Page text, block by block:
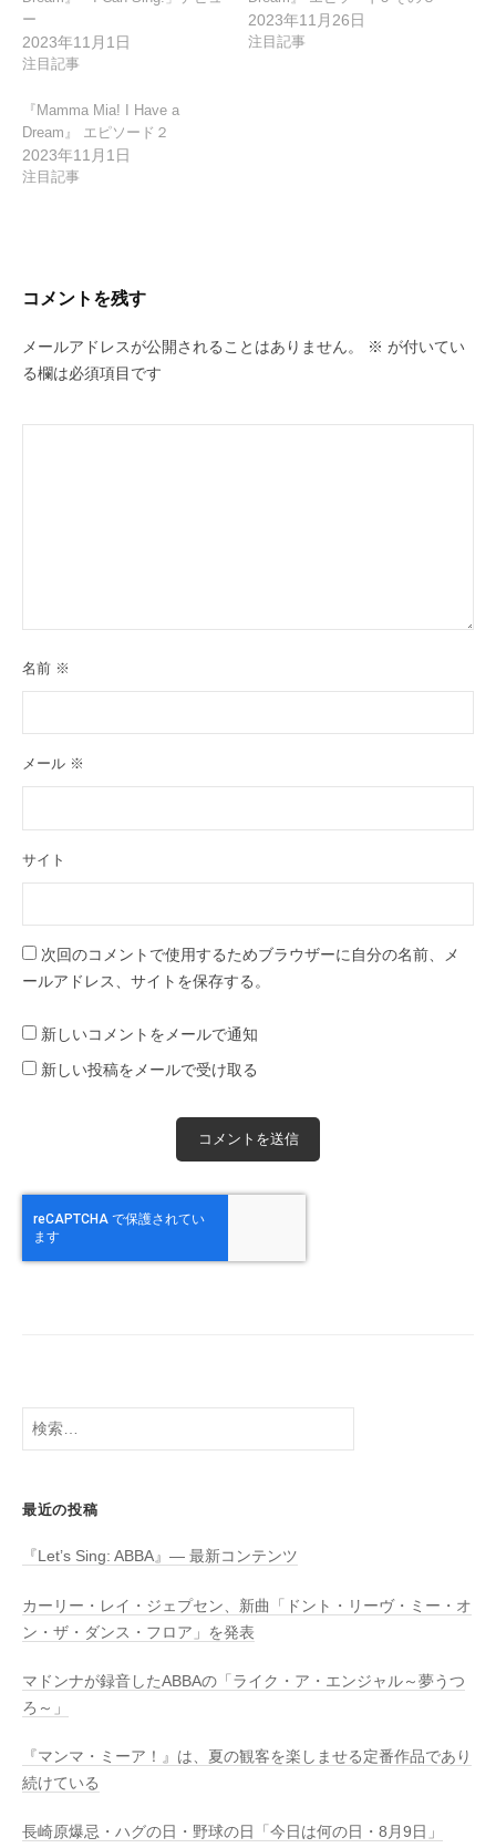
ン
ー
2023年11月1日
注目記事
2023年11月26日
注目記事
『Mamma Mia! I Have a
Dream』 エピソード２
2023年11月1日
注目記事
コメントを残す
メールアドレスが公開されることはありません。 ※ が付いてい
る欄は必須項目です
名前 ※
メール ※
サイト
次回のコメントで使用するためブラウザーに自分の名前、メ
ールアドレス、サイトを保存する。
新しいコメントをメールで通知
新しい投稿をメールで受け取る
検
最近の投稿
『Let’s Sing: ABBA』― 最新コンテンツ
カーリー・レイ・ジェプセン、新曲「ドント・リーヴ・ミー・オ
ン・ザ・ダンス・フロア」を発表
マドンナが録音したABBAの「ライク・ア・エンジャル～夢うつ
ろ～」
『マンマ・ミーア！』は、夏の観客を楽しませる定番作品であり
続けている
長崎原爆忌・ハグの日・野球の日「今日は何の日・8月9日」